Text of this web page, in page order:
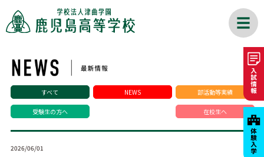
すべて NEWS 部活動等実績
受験生の方へ 在校生へ
2026/06/01